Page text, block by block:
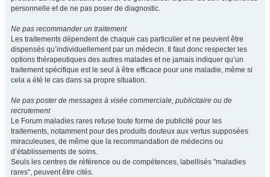
personnelle et de ne pas poser de diagnostic.
Ne pas recommander un traitement
Les traitements dépendent de chaque cas particulier et ne peuvent être
dispensés qu’individuellement par un médecin. Il faut donc respecter les
options thérapeutiques des autres malades et ne jamais indiquer qu’un
traitement spécifique est le seul à être efficace pour une maladie, même si
cela a été le cas dans sa propre situation.
Ne pas poster de messages à visée commerciale, publicitaire ou de
recrutement
Le Forum maladies rares refuse toute forme de publicité pour les
traitements, notamment pour des produits douteux aux vertus supposées
miraculeuses, de même que la recommandation de médecins ou
d’établissements de soins.
Seuls les centres de référence ou de compétences, labellisés "maladies
rares", peuvent être cités.